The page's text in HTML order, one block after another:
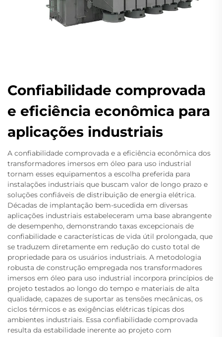
Confiabilidade comprovada
e eficiência econômica para
aplicações industriais
A confiabilidade comprovada e a eficiência econômica dos
transformadores imersos em óleo para uso industrial
tornam esses equipamentos a escolha preferida para
instalações industriais que buscam valor de longo prazo e
soluções confiáveis de distribuição de energia elétrica.
Décadas de implantação bem-sucedida em diversas
aplicações industriais estabeleceram uma base abrangente
de desempenho, demonstrando taxas excepcionais de
confiabilidade e características de vida útil prolongada, que
se traduzem diretamente em redução do custo total de
propriedade para os usuários industriais. A metodologia
robusta de construção empregada nos transformadores
imersos em óleo para uso industrial incorpora princípios de
projeto testados ao longo do tempo e materiais de alta
qualidade, capazes de suportar as tensões mecânicas, os
ciclos térmicos e as exigências elétricas típicas dos
ambientes industriais. Essa confiabilidade comprovada
resulta da estabilidade inerente ao projeto com